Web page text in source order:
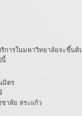
การในมหาวิทยาลัยจะขึ้น
นี้
มิตร
าลัย สระแก้ว